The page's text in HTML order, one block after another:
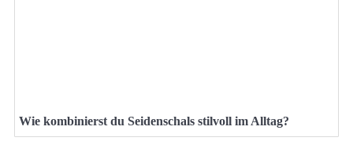
Wie kombinierst du Seidenschals stilvoll im Alltag?